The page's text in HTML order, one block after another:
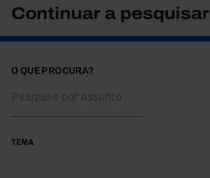
Continuar a pesquisar
O QUE PROCURA?
TEMA